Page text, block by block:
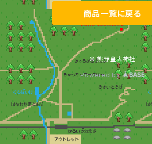
おみくじ
縁起物
御朱印帳
商品一覧に戻る
© 熊野皇大神社
Powered by